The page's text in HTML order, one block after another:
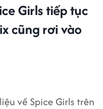
Girls tiếp tục
cũng rơi vào
về Spice Girls trên